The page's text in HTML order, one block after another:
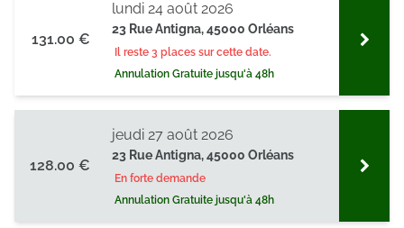
131.00 €
23 Rue Antigna, 45000 Orléans
Il reste 3 places sur cette date.
Annulation Gratuite jusqu'à 48h
lundi 24 août 2026
128.00 €
23 Rue Antigna, 45000 Orléans
En forte demande
Annulation Gratuite jusqu'à 48h
jeudi 27 août 2026